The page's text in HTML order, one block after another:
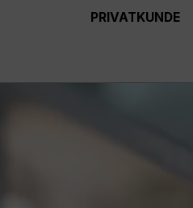
PRIVATKUNDE